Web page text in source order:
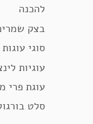
להכנה
בצק
סוגי
עוגיות
עוגת פרי
סלט